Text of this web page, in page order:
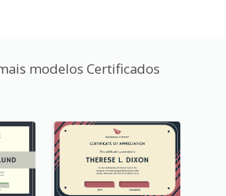
modelos Certificados